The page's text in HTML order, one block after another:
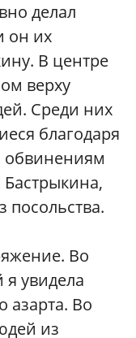
делал
он их
В центре
верху
Среди них
благодаря
Бастрыкина,
посольства.
Во
я увидела
азарта. Во
из